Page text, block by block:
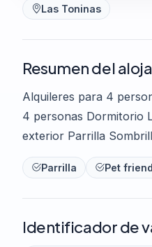
Las Toninas
Resumen del
Alquileres para 4
4 personas Dormitorio
exterior Parrilla
Parrilla Pet
Identificador de